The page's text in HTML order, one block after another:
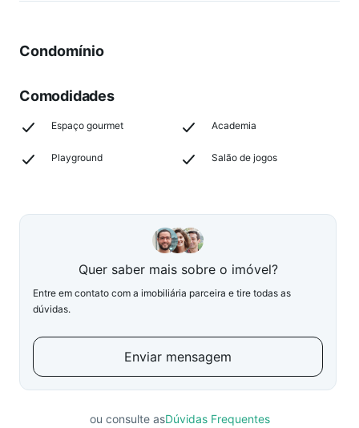
Condomínio
Comodidades
Espaço gourmet Academia
Playground Salão de jogos
Quer saber mais sobre o imóvel?
Entre em contato com a imobiliária parceira e tire todas as
dúvidas.
Enviar mensagem
ou consulte asDúvidas Frequentes